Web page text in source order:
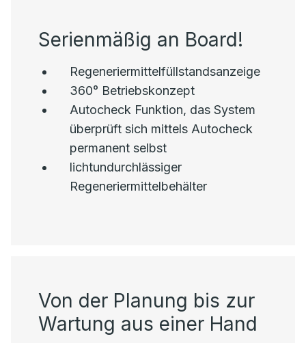
Serienmäßig an Board!
Regeneriermittelfüllstandsanzeige
360° Betriebskonzept
Autocheck Funktion, das System
überprüft sich mittels Autocheck
permanent selbst
lichtundurchlässiger
Regeneriermittelbehälter
Von der Planung bis zur
Wartung aus einer Hand